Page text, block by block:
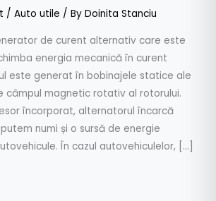
/ Auto utile / By Doinita Stanciu
de curent alternativ care este
energia mecanică în curent
este generat în bobinajele statice ale
câmpul magnetic rotativ al rotorului.
încorporat, alternatorul încarcă
numi și o sursă de energie
În cazul autovehiculelor, […]